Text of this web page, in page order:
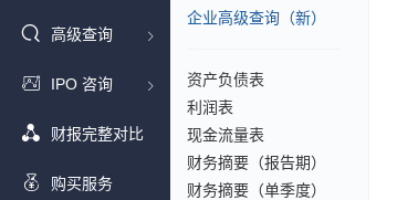
高级查询
IPO 咨询
财报完整对比
购买服务
企业高级查询（新）
资产负债表
利润表
现金流量表
财务摘要（报告期）
财务摘要（单季度）